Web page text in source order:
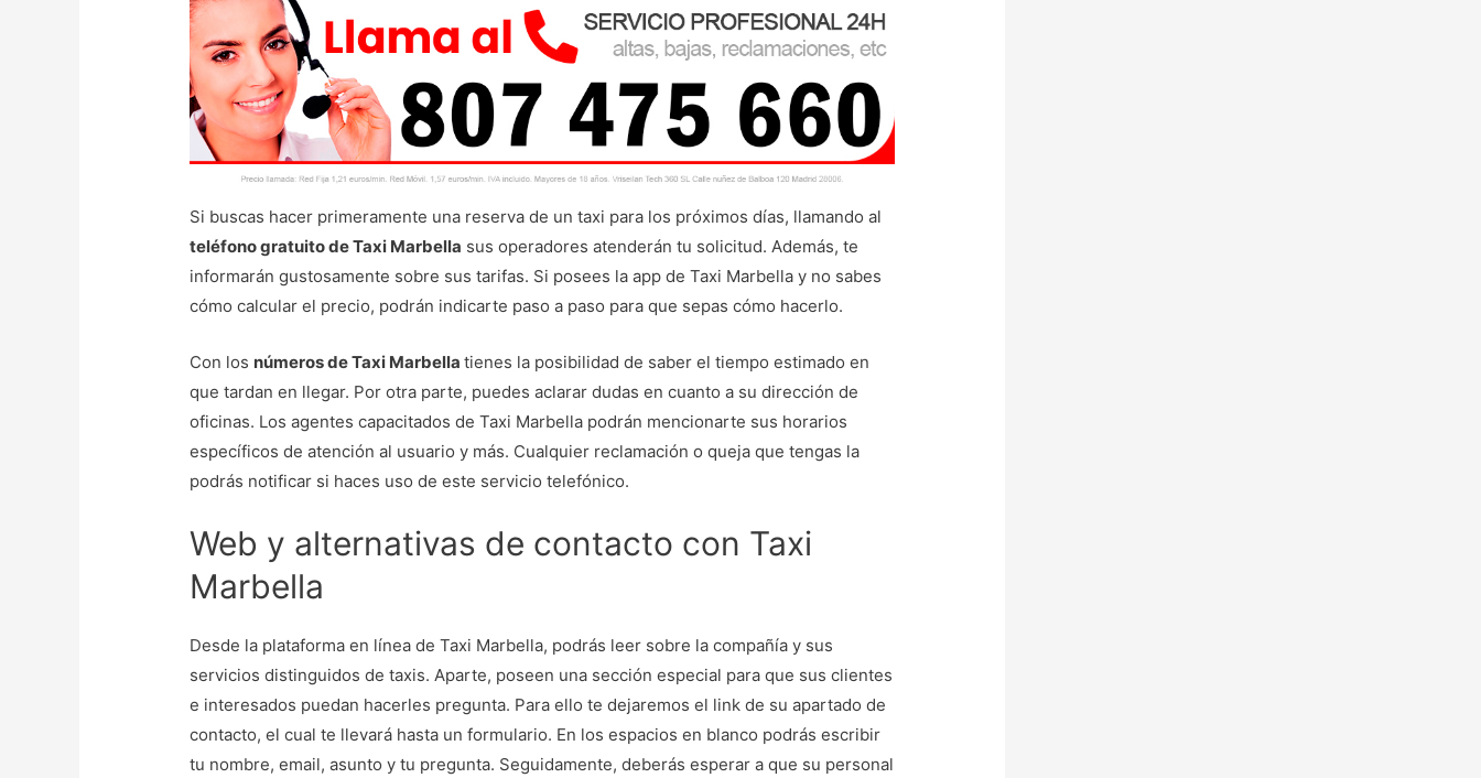
Si buscas hacer primeramente una reserva de un taxi para los próximos días, llamando al
teléfono gratuito de Taxi Marbella sus operadores atenderán tu solicitud. Además, te
informarán gustosamente sobre sus tarifas. Si posees la app de Taxi Marbella y no sabes
cómo calcular el precio, podrán indicarte paso a paso para que sepas cómo hacerlo.
Con los números de Taxi Marbellatienes la posibilidad de saber el tiempo estimado en
que tardan en llegar. Por otra parte, puedes aclarar dudas en cuanto a su dirección de
oficinas. Los agentes capacitados de Taxi Marbella podrán mencionarte sus horarios
específicos de atención al usuario y más. Cualquier reclamación o queja que tengas la
podrás notificar si haces uso de este servicio telefónico.
Web y alternativas de contacto con Taxi
Marbella
Desde la plataforma en línea de Taxi Marbella, podrás leer sobre la compañía y sus
servicios distinguidos de taxis. Aparte, poseen una sección especial para que sus clientes
e interesados puedan hacerles pregunta. Para ello te dejaremos el link de su apartado de
contacto, el cual te llevará hasta un formulario. En los espacios en blanco podrás escribir
tu nombre, email, asunto y tu pregunta. Seguidamente, deberás esperar a que su personal